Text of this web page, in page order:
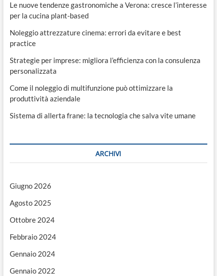
Le nuove tendenze gastronomiche a Verona: cresce l’interesse
per la cucina plant-based
Noleggio attrezzature cinema: errori da evitare e best
practice
Strategie per imprese: migliora l’efficienza con la consulenza
personalizzata
Come il noleggio di multifunzione può ottimizzare la
produttività aziendale
Sistema di allerta frane: la tecnologia che salva vite umane
ARCHIVI
Giugno 2026
Agosto 2025
Ottobre 2024
Febbraio 2024
Gennaio 2024
Gennaio 2022